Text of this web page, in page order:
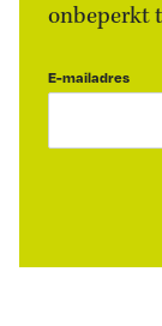
onbeperkt
E-mailadres